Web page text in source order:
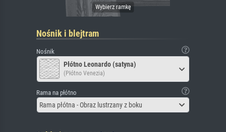
Nośnik i blejtram
Nośnik
Płótno Leonardo (satyna)
(Płótno Venezia)
Rama na płótno
Rama płótna - Obraz lustrzany z boku